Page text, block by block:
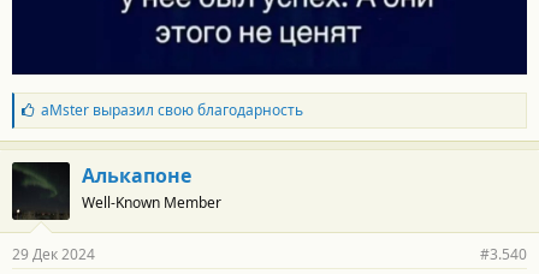
Б
л
а
г
о
а
н
aMsterвыразил свою благодарность
Алькапоне
Well-Known Member
29 Дек 2024 #3.540